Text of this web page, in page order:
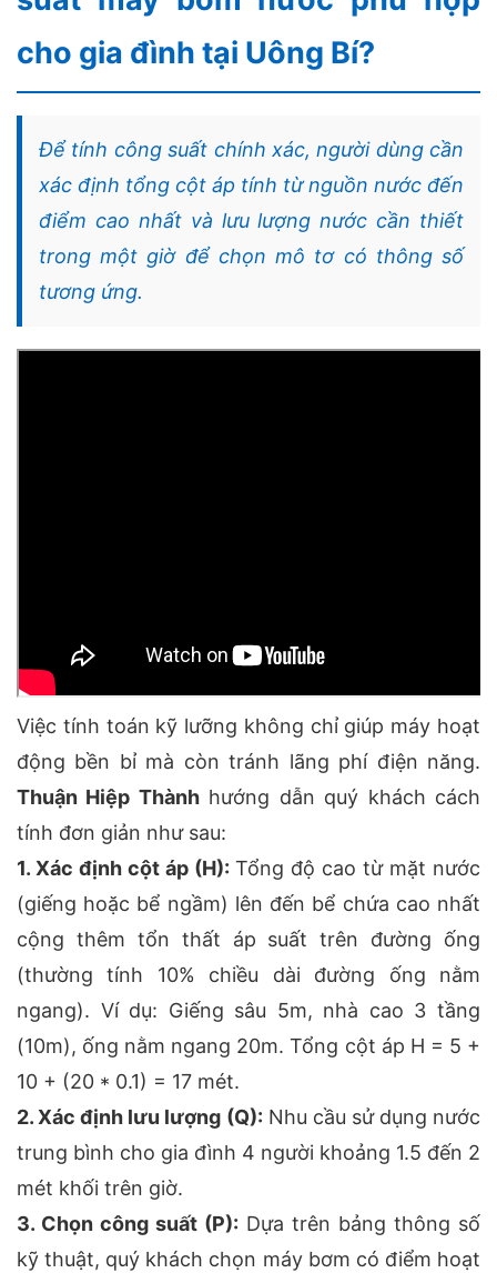
cho gia đình tại Uông Bí?
Để tính công suất chính xác, người dùng cần
xác định tổng cột áp tính từ nguồn nước đến
điểm cao nhất và lưu lượng nước cần thiết
trong một giờ để chọn mô tơ có thông số
tương ứng.
Việc tính toán kỹ lưỡng không chỉ giúp máy hoạt
động bền bỉ mà còn tránh lãng phí điện năng.
Thuận Hiệp Thànhhướng dẫn quý khách cách
tính đơn giản như sau:
1. Xác định cột áp (H): Tổng độ cao từ mặt nước
(giếng hoặc bể ngầm) lên đến bể chứa cao nhất
cộng thêm tổn thất áp suất trên đường ống
(thường tính 10% chiều dài đường ống nằm
ngang). Ví dụ: Giếng sâu 5m, nhà cao 3 tầng
(10m), ống nằm ngang 20m. Tổng cột áp H = 5 +
10 + (20 * 0.1) = 17 mét.
2. Xác định lưu lượng (Q): Nhu cầu sử dụng nước
trung bình cho gia đình 4 người khoảng 1.5 đến 2
mét khối trên giờ.
3. Chọn công suất (P): Dựa trên bảng thông số
kỹ thuật, quý khách chọn máy bơm có điểm hoạt